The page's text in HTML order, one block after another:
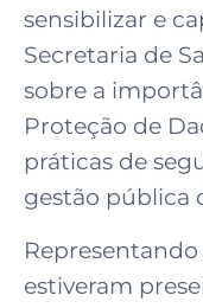
sensibilizar e
Secretaria de
sobre a
Proteção de
práticas de
gestão pública
Representando
estiveram